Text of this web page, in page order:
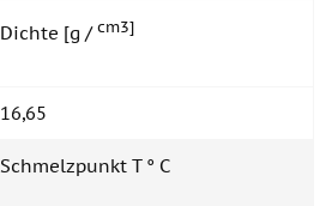
Dichte [g /cm3]
16,65
Schmelzpunkt T ° C